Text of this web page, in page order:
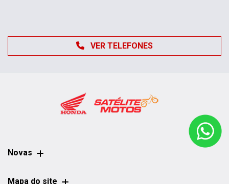
VER TELEFONES
Novas
Mapa do site